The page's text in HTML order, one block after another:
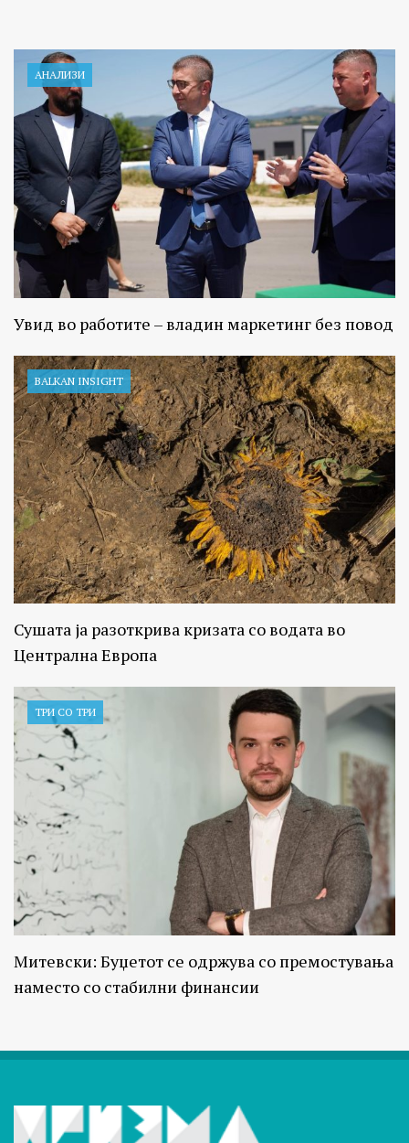
АНАЛИЗИ
Увид во работите – владин маркетинг без повод
BALKAN INSIGHT
Сушата ја разоткрива кризата со водата во
Централна Европа
ТРИ СО ТРИ
Митевски: Буџетот се одржува со премостувања
наместо со стабилни финансии